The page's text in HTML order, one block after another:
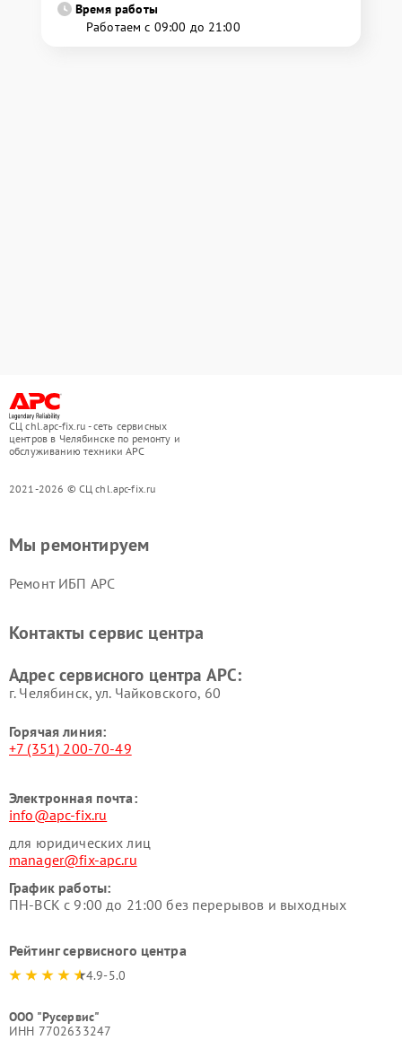
Время работы
Работаем с 09:00 до 21:00
СЦ chl.apc-fix.ru - сеть сервисных
центров в Челябинске по ремонту и
обслуживанию техники APC
2021-2026 © СЦ chl.apc-fix.ru
Мы ремонтируем
Ремонт ИБП APC
Контакты сервис центра
Адрес сервисного центра APC:
г. Челябинск, ул. Чайковского, 60
Горячая линия:
+7 (351) 200-70-49
Электронная почта:
info@apc-fix.ru
для юридических лиц
manager@fix-apc.ru
График работы:
ПН-ВСК с 9:00 до 21:00 без перерывов и выходных
Рейтинг сервисного центра
4.9-5.0
ООО "Русервис"
ИНН 7702633247